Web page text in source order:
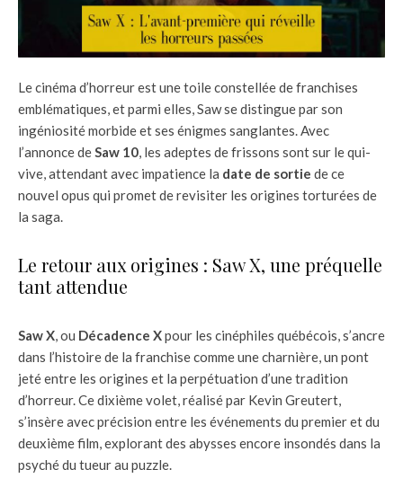
Le cinéma d’horreur est une toile constellée de franchises
emblématiques, et parmi elles, Saw se distingue par son
ingéniosité morbide et ses énigmes sanglantes. Avec
l’annonce deSaw 10, les adeptes de frissons sont sur le qui-
vive, attendant avec impatience la date de sortie de ce
nouvel opus qui promet de revisiter les origines torturées de
la saga.
Le retour aux origines : Saw X, une préquelle
tant attendue
Saw X, ou Décadence Xpour les cinéphiles québécois, s’ancre
dans l’histoire de la franchise comme une charnière, un pont
jeté entre les origines et la perpétuation d’une tradition
d’horreur. Ce dixième volet, réalisé par Kevin Greutert,
s’insère avec précision entre les événements du premier et du
deuxième film, explorant des abysses encore insondés dans la
psyché du tueur au puzzle.